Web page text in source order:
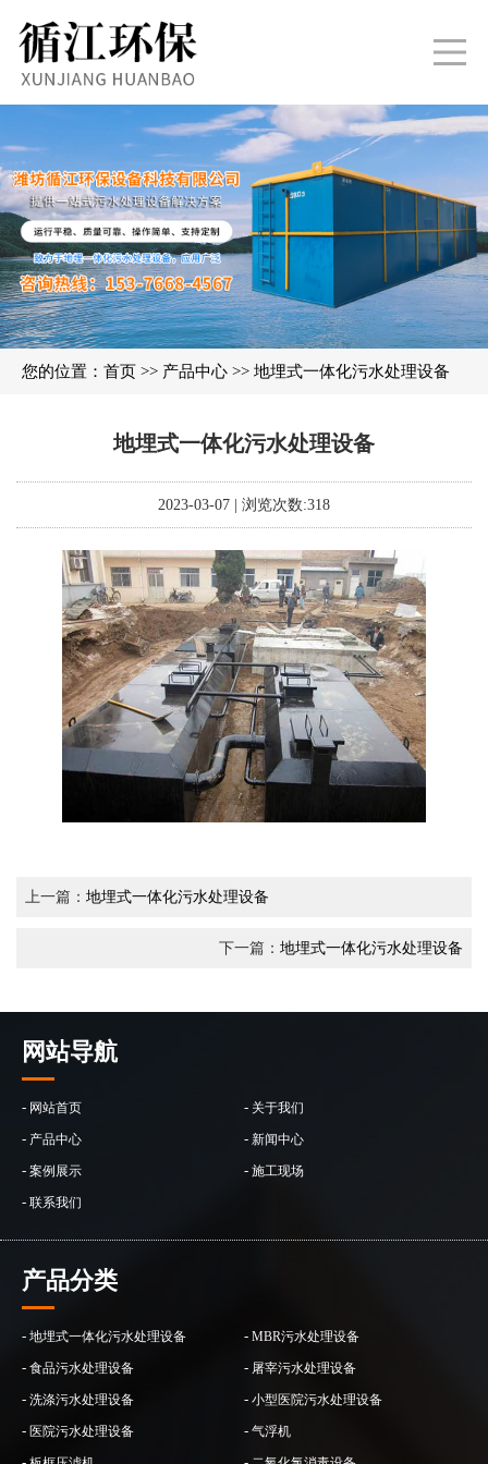
您的位置： 首页 >> 产品中心 >> 地埋式一体化污水处理设备
地埋式一体化污水处理设备
2023-03-07 | 浏览次数:318
上一篇： 地埋式一体化污水处理设备
下一篇： 地埋式一体化污水处理设备
网站导航
- 网站首页 - 关于我们
- 产品中心 - 新闻中心
- 案例展示 - 施工现场
- 联系我们
产品分类
- 地埋式一体化污水处理设备 - MBR污水处理设备
- 食品污水处理设备 - 屠宰污水处理设备
- 洗涤污水处理设备 - 小型医院污水处理设备
- 医院污水处理设备 - 气浮机